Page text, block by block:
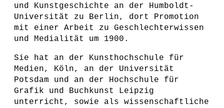
und Kunstgeschichte an der Humboldt-
Universität zu Berlin, dort Promotion
mit einer Arbeit zu Geschlechterwissen
und Medialität um 1900.
Sie hat an der Kunsthochschule für
Medien, Köln, an der Universität
Potsdam und an der Hochschule für
Grafik und Buchkunst Leipzig
unterricht, sowie als wissenschaftliche